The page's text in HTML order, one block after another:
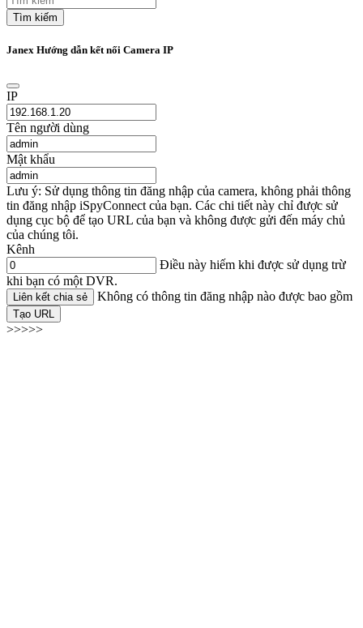
Tìm kiếm
Janex Hướng dẫn kết nối Camera IP
IP
Tên người dùng
Mật khẩu
Lưu ý: Sử dụng thông tin đăng nhập của camera, không phải thông
tin đăng nhập iSpyConnect của bạn. Các chi tiết này chỉ được sử
dụng cục bộ để tạo URL của bạn và không được gửi đến máy chủ
của chúng tôi.
Kênh
Điều này hiếm khi được sử dụng trừ
khi bạn có một DVR.
Liên kết chia sẻ Không có thông tin đăng nhập nào được bao gồm
Tạo URL
>>>>>